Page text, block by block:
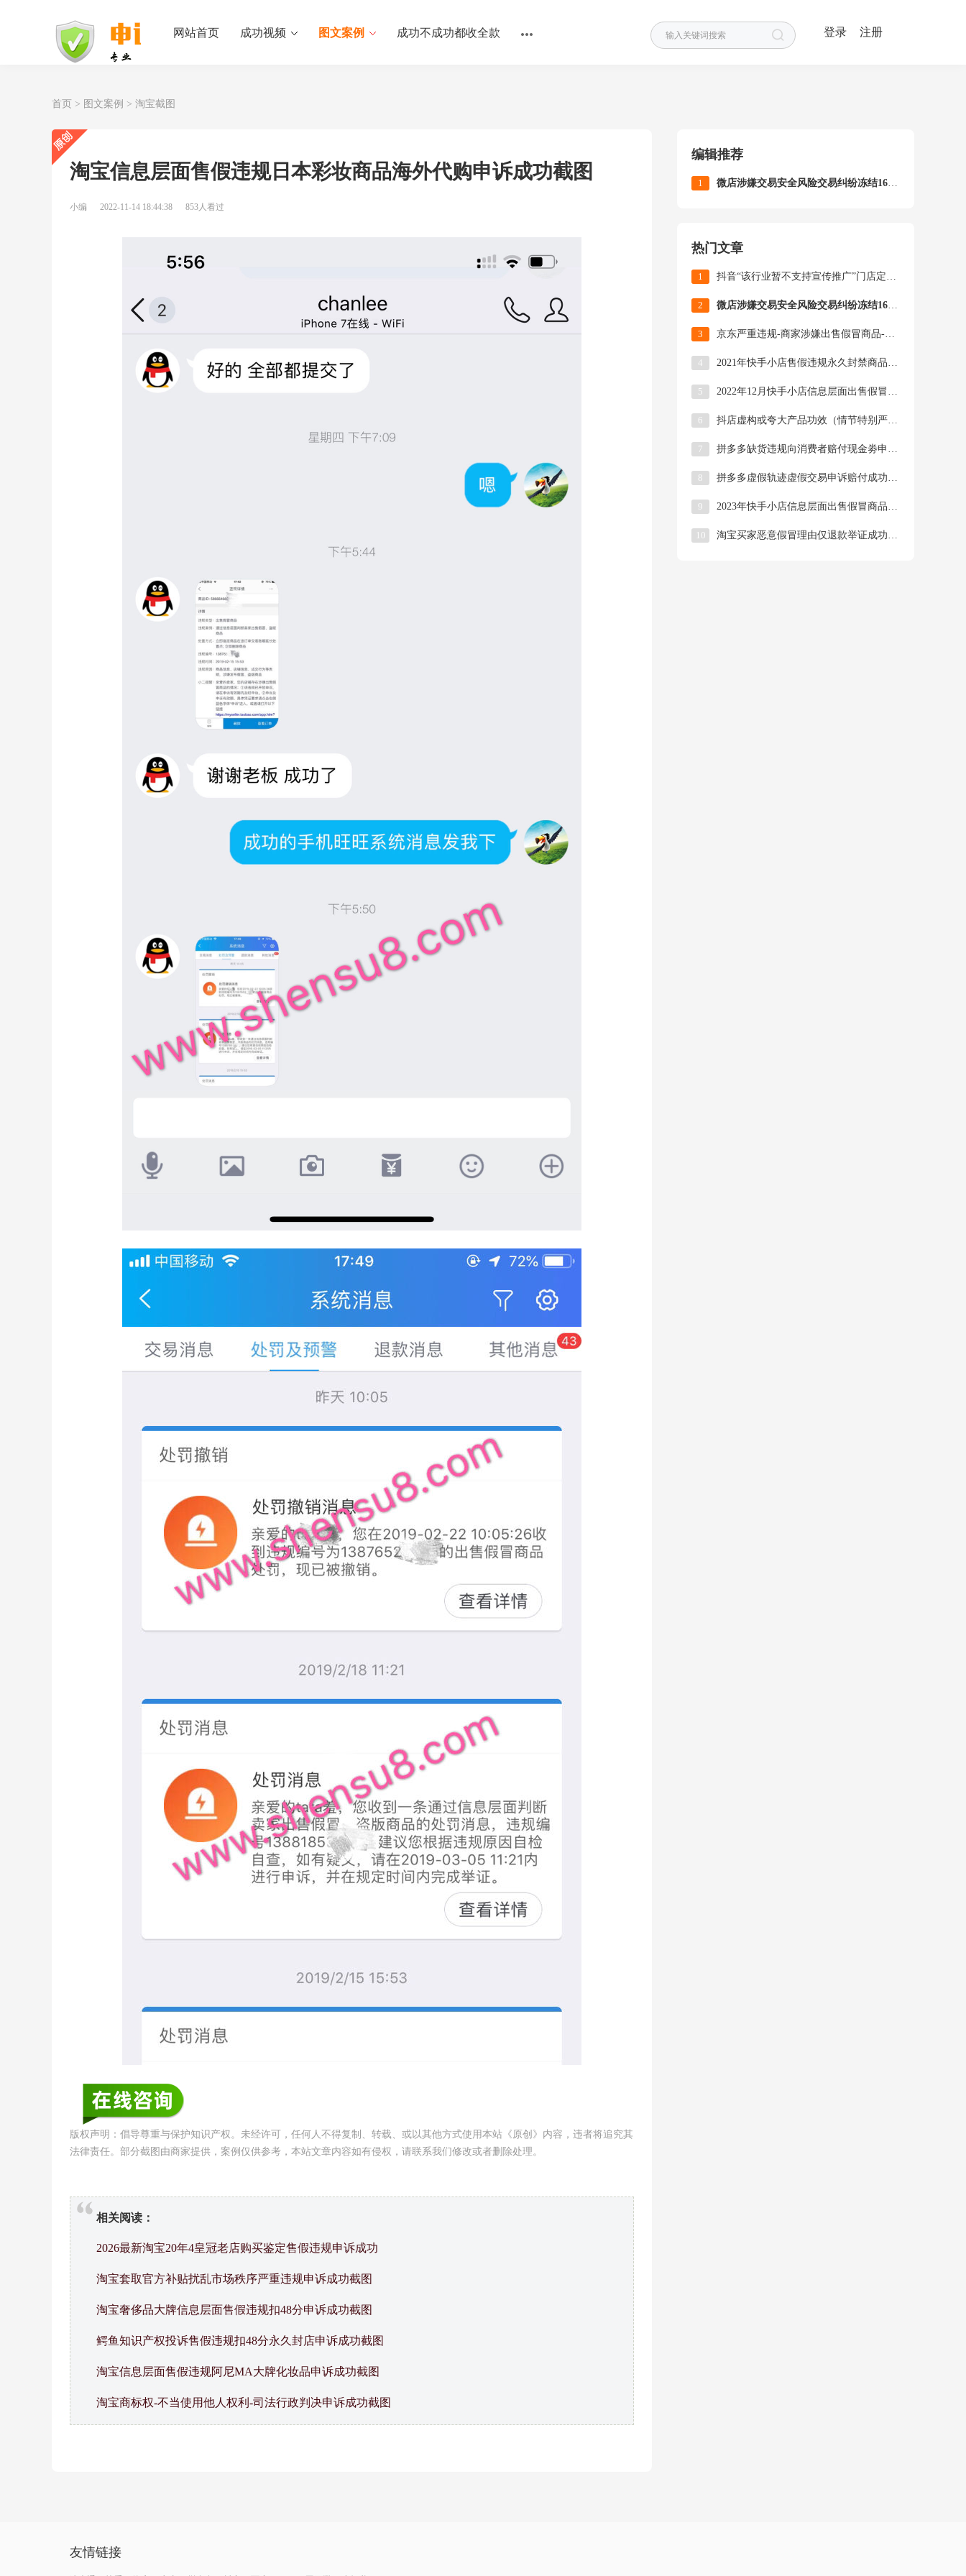
网站首页 成功视频 图文案例 成功不成功都收全款 登录 注册
首页 > 图文案例 > 淘宝截图
淘宝信息层面售假违规日本彩妆商品海外代购申诉成功截图
小编 2022-11-14 18:44:38 853人看过
版权声明：倡导尊重与保护知识产权。未经许可，任何人不得复制、转载、或以其他方式使用本站《原创》内容，违者将追究其
法律责任。部分截图由商家提供，案例仅供参考，本站文章内容如有侵权，请联系我们修改或者删除处理。
相关阅读：
2026最新淘宝20年4皇冠老店购买鉴定售假违规申诉成功
淘宝套取官方补贴扰乱市场秩序严重违规申诉成功截图
淘宝奢侈品大牌信息层面售假违规扣48分申诉成功截图
鳄鱼知识产权投诉售假违规扣48分永久封店申诉成功截图
淘宝信息层面售假违规阿尼MA大牌化妆品申诉成功截图
淘宝商标权-不当使用他人权利-司法行政判决申诉成功截图
编辑推荐
1 微店涉嫌交易安全风险交易纠纷冻结16万资金申诉提现成功
热门文章
1 抖音“该行业暂不支持宣传推广”门店定位仅本人可见申诉成功
2 微店涉嫌交易安全风险交易纠纷冻结16万资金申诉提现成功
3 京东严重违规-商家涉嫌出售假冒商品-扣25分罚款40000申诉成功截图
4 2021年快手小店售假违规永久封禁商品功能申诉成功图文案例
5 2022年12月快手小店信息层面出售假冒商品扣分申诉成功截图
6 抖店虚构或夸大产品功效（情节特别严重）申诉成功截图
7 拼多多缺货违规向消费者赔付现金劵申诉成功截图
8 拼多多虚假轨迹虚假交易申诉赔付成功截图
9 2023年快手小店信息层面出售假冒商品阿迪达斯申诉成功截图
10 淘宝买家恶意假冒理由仅退款举证成功截图（包成功）
友情链接